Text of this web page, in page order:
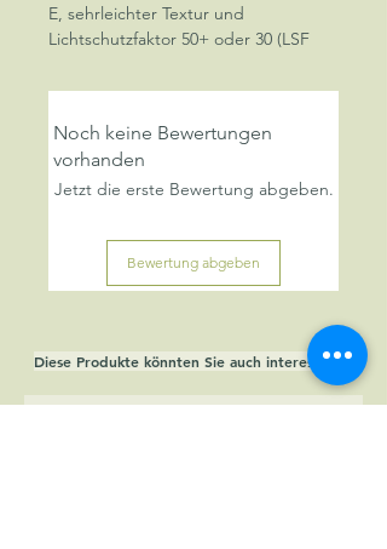
E, sehrleichter Textur und
Lichtschutzfaktor 50+ oder 30 (LSF
Zieht sehr schnell ein.
WE LOVE THE OCEAN Siegel
Noch keine Bewertungen
vorhanden
Jetzt die erste Bewertung abgeben.
Bewertung abgeben
Diese Produkte könnten Sie auch interessieren